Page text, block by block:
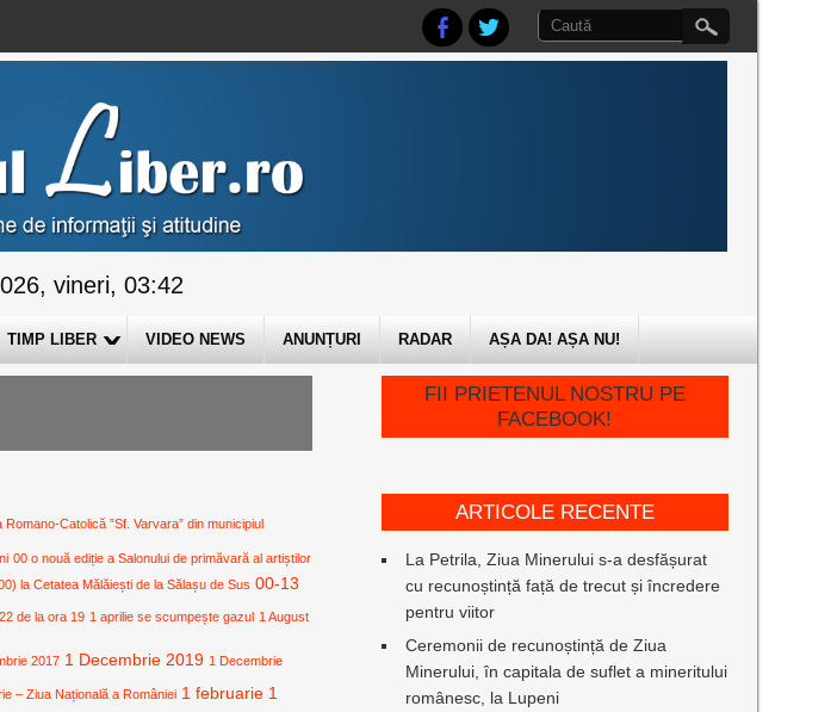
vineri, 03:42
TIMP LIBER VIDEO NEWS ANUNȚURI RADAR AȘA DA! AȘA NU!
Romano-Catolică ”Sf. Varvara” din municipiul
00 o nouă ediție a Salonului de primăvară al artiștilor
la Cetatea Mălăiești de la Sălașu de Sus 00-13
de la ora 19 1 aprilie se scumpește gazul 1 August
2017 1 Decembrie 2019 1 Decembrie
– Ziua Națională a României 1 februarie 1
FII PRIETENUL NOSTRU PE
FACEBOOK!
ARTICOLE RECENTE
La Petrila, Ziua Minerului s-a desfășurat
cu recunoștință față de trecut și încredere
pentru viitor
Ceremonii de recunoștință de Ziua
Minerului, în capitala de suflet a mineritului
românesc, la Lupeni